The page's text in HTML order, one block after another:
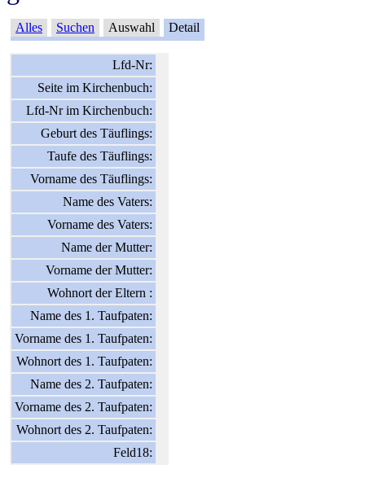
Alles Suchen Auswahl Detail
Lfd-Nr:
Seite im Kirchenbuch:
Lfd-Nr im Kirchenbuch:
Geburt des Täuflings:
Taufe des Täuflings:
Vorname des Täuflings:
Name des Vaters:
Vorname des Vaters:
Name der Mutter:
Vorname der Mutter:
Wohnort der Eltern :
Name des 1. Taufpaten:
Vorname des 1. Taufpaten:
Wohnort des 1. Taufpaten:
Name des 2. Taufpaten:
Vorname des 2. Taufpaten:
Wohnort des 2. Taufpaten:
Feld18: